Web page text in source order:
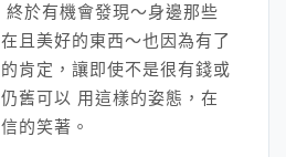
於有機會發現～身邊那些
且美好的東西～也因為有了
肯定，讓即使不是很有錢或
舊可以 用這樣的姿態，在
的笑著。